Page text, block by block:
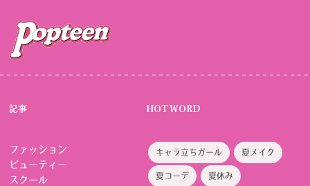
記事
ファッション
ビューティー
スクール
HOT WORD
キャラ立ちガール 夏メイク
夏コーデ 夏休み